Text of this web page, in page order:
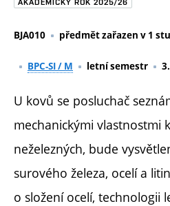
AKADEMICKÝ ROK 2025/26
BJA010 předmět zařazen v 1
BPC-SI / M letní semestr
U kovů se posluchač
mechanickými vlastnostmi
neželezných, bude
surového železa, ocelí a
o složení ocelí, technologii